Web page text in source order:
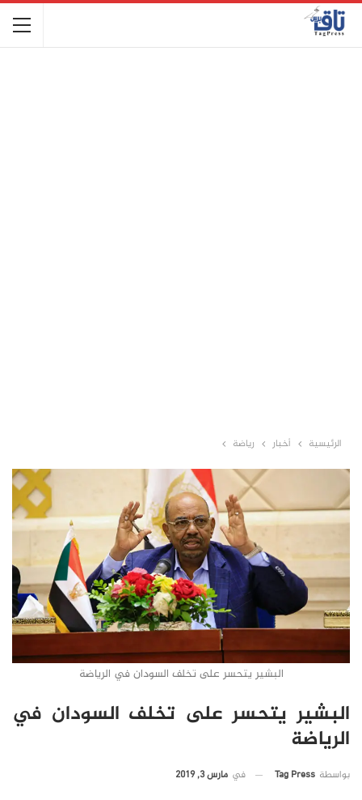
الرئيسية أخبار رياضة
البشير يتحسر على تخلف السودان في الرياضة
البشير يتحسر على تخلف السودان في
الرياضة
بواسطة Tag Press في مارس 3, 2019